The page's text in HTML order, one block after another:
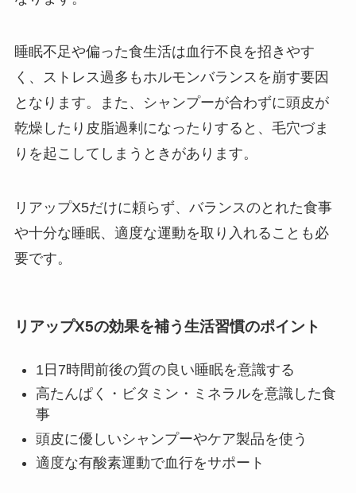
睡眠不足や偏った食生活は血行不良を招きやす
く、ストレス過多もホルモンバランスを崩す要因
となります。また、シャンプーが合わずに頭皮が
乾燥したり皮脂過剰になったりすると、毛穴づま
りを起こしてしまうときがあります。
リアップX5だけに頼らず、バランスのとれた食事
や十分な睡眠、適度な運動を取り入れることも必
要です。
リアップX5の効果を補う生活習慣のポイント
1日7時間前後の質の良い睡眠を意識する
高たんぱく・ビタミン・ミネラルを意識した食
事
頭皮に優しいシャンプーやケア製品を使う
適度な有酸素運動で血行をサポート